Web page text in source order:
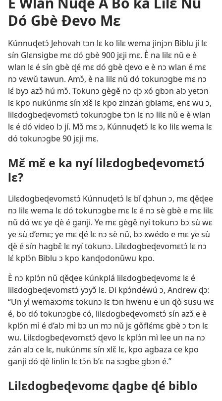
Dó Gbè Ðevo Mɛ
Kúnnuɖetɔ́ Jehovah tɔn lɛ ko lilɛ wema jinjɔn Biblu jí lɛ
sín Glɛnsigbe mɛ dó gbè 900 jɛji mɛ. È na lilɛ nǔ e è
wlan lɛ é sín gbè ɖé mɛ dó gbè ɖevo e è nɔ wlan é mɛ
nɔ vɛwǔ tawun. Amɔ̌, è na lilɛ nǔ dó tokunɔgbe mɛ nɔ
lɛ́ byɔ azɔ̌ hú mɔ̌. Tokunɔ gègě nɔ ɖɔ xó gbɔn alɔ yetɔn
lɛ kpo nukúnmɛ sín xlɛ̌ lɛ kpo zinzan gblamɛ, enɛ wu ɔ,
lilɛdogbeɖevomɛtɔ́ tokunɔgbe tɔn lɛ nɔ lilɛ nǔ e è wlan
lɛ é dó video lɔ jí. Mɔ̌ mɛ ɔ, Kúnnuɖetɔ́ lɛ ko lilɛ wema lɛ
dó tokunɔgbe 90 jɛji mɛ.
Mɛ̌ mɛ̌ e ka nyí lilɛdogbeɖevomɛtɔ́
lɛ?
Lilɛdogbeɖevomɛtɔ́ Kúnnuɖetɔ́ lɛ bǐ ɖɔhun ɔ, mɛ ɖěɖee
nɔ lilɛ wema lɛ dó tokunɔgbe mɛ lɛ é nɔ sè gbè e mɛ lilɛ
nǔ dó wɛ ye ɖè é ganji. Ye mɛ gègě nyí tokunɔ bɔ sù wɛ
ye sù d’emɛ; ye mɛ ɖé lɛ nɔ sè nǔ, bɔ xwédo e mɛ ye sù
ɖè é sín hagbɛ̌ lɛ nyí tokunɔ. Lilɛdogbeɖevomɛtɔ́ lɛ nɔ
lɛ́ kplɔ́n Biblu ɔ kpo kanɖodonǔwu kpo.
È nɔ kplɔ́n nǔ ɖěɖee kúnkplá lilɛdogbeɖevomɛ lɛ é
lilɛdogbeɖevomɛtɔ́ yɔyɔ̌ lɛ. Ði kpɔ́ndéwú ɔ, Andrew ɖɔ:
“Un yì wemaxɔmɛ tokunɔ lɛ tɔn hwenu e un ɖò susu wɛ
é, bo dó tokunɔgbe có, lilɛdogbeɖevomɛtɔ́ sín azɔ̌ e è
kplɔ́n mì é d’alɔ mì bɔ un mɔ nǔ jɛ gǒflɛ́mɛ gbè ɔ tɔn lɛ
wu. Lilɛdogbeɖevomɛtɔ́ ɖevo lɛ kplɔ́n mì lee un na nɔ
zán alɔ ce lɛ, nukúnmɛ sín xlɛ̌ lɛ, kpo agbaza ce kpo
ganji dó ɖè linlin lɛ tɔ́n b’ɛ na sɔgbe gbɔn é.”
Lilɛdogbeɖevomɛ ɖagbe ɖé biblo